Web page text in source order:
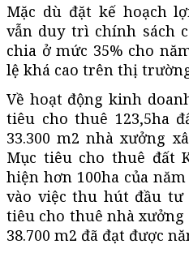
Mặc dù đặt kế hoạch
vẫn duy trì chính sách
chia ở mức 35% cho
lệ khá cao trên thị
Về hoạt động kinh
tiêu cho thuê 123,5ha
33.300 m2 nhà xưởng
Mục tiêu cho thuê đất
hiện hơn 100ha của
vào việc thu hút đầu tư
tiêu cho thuê nhà
38.700 m2 đã đạt được